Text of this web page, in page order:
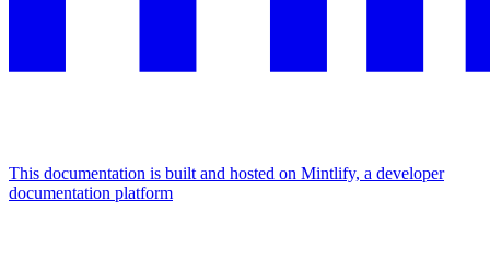
This documentation is built and hosted on Mintlify, a developer
documentation platform